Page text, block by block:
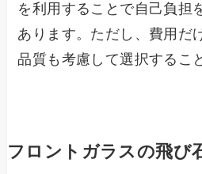
を利用することで自己負担
あります。ただし、費用だ
品質も考慮して選択するこ
フロントガラスの飛び